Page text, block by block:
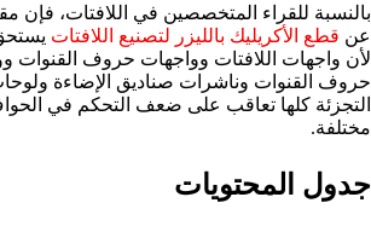
بالنسبة للقراء المتخصصين في اللافتات، فإن
عن قطع الأكريليك بالليزر لتصنيع اللافتات
لأن واجهات اللافتات وواجهات حروف القنوات
حروف القنوات وناشرات صناديق الإضاءة
التجزئة كلها تعاقب على ضعف التحكم في
مختلفة.
جدول المحتويات